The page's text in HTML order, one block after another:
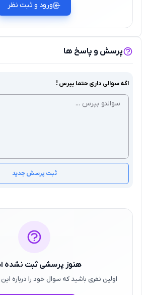
ورود و ثبت نظر
پرسش و پاسخ ها
اگه سوالی داری حتما بپرس !
ثبت پرسش جدید
هنوز پرسشی ثبت نشده
اولین نفری باشید که سوال خود را درباره